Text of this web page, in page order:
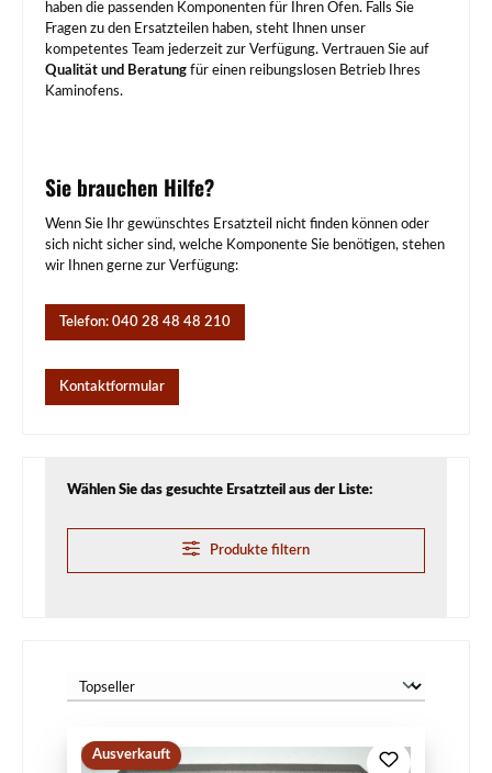
haben die passenden Komponenten für Ihren Ofen. Falls Sie
Fragen zu den Ersatzteilen haben, steht Ihnen unser
kompetentes Team jederzeit zur Verfügung. Vertrauen Sie auf
Qualität und Beratung für einen reibungslosen Betrieb Ihres
Kaminofens.
Sie brauchen Hilfe?
Wenn Sie Ihr gewünschtes Ersatzteil nicht finden können oder
sich nicht sicher sind, welche Komponente Sie benötigen, stehen
wir Ihnen gerne zur Verfügung:
Telefon: 040 28 48 48 210
Kontaktformular
Wählen Sie das gesuchte Ersatzteil aus der Liste:
Produkte filtern
Ausverkauft